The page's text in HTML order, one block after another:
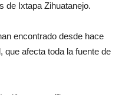
de Ixtapa Zihuatanejo.
encontrado desde hace
que afecta toda la fuente de